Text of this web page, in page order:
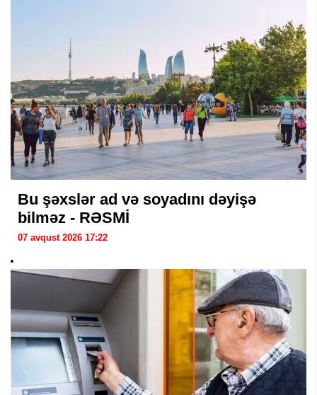
Bu şəxslər ad və soyadını dəyişə
bilməz - RƏSMİ
07 avqust 2026 17:22